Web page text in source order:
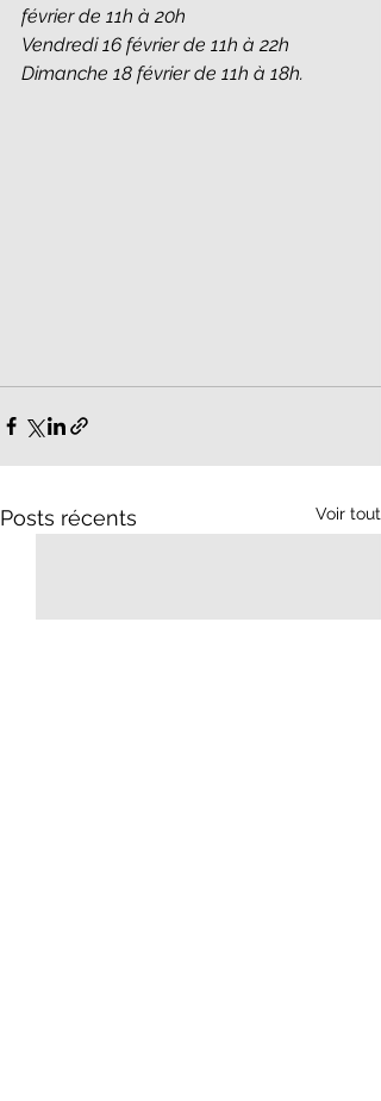
février de 11h à 20h
Vendredi 16 février de 11h à 22h
Dimanche 18 février de 11h à 18h.
Posts récents Voir tout